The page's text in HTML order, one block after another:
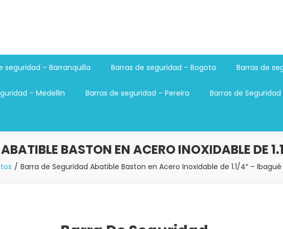
seguridad – Barranquilla Barras de seguridad – Bogota Barras de
– Medellin Barras de seguridad – Pereira Barras de Seguridad
BASTON EN ACERO INOXIDABLE DE
Barra de Seguridad Abatible Baston en Acero Inoxidable de 1.1/4″ – Ibagué